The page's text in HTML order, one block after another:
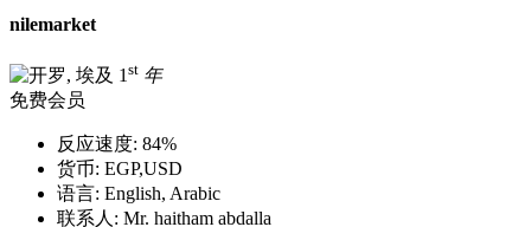
nilemarket
1 st 年
免费会员
反应速度: 84%
货币: EGP,USD
语言: English, Arabic
联系人: Mr. haitham abdalla